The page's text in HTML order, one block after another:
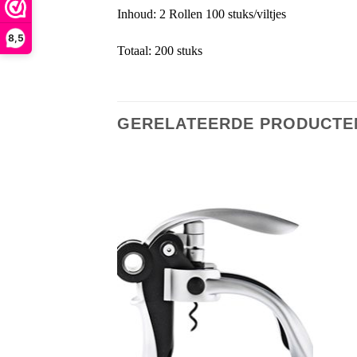
8,5
Inhoud: 2 Rollen 100 stuks/viltjes
Totaal: 200 stuks
GERELATEERDE